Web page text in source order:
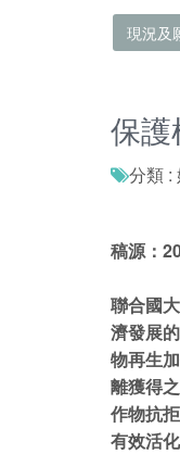
現況及
保護
分類 :
稿源：
聯合國
濟發展
物再生
離獲得
作物抗
有效活